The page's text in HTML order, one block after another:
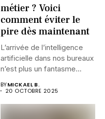
métier ? Voici
comment éviter le
pire dès maintenant
L’arrivée de l’intelligence
artificielle dans nos bureaux
n’est plus un fantasme
BYMICKAEL B.
20 OCTOBRE 2025